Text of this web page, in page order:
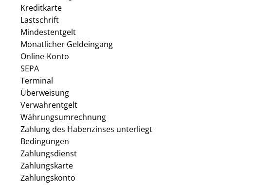
Kreditkarte
Lastschrift
Mindestentgelt
Monatlicher Geldeingang
Online-Konto
SEPA
Terminal
Überweisung
Verwahrentgelt
Währungsumrechnung
Zahlung des Habenzinses unterliegt
Bedingungen
Zahlungsdienst
Zahlungskarte
Zahlungskonto